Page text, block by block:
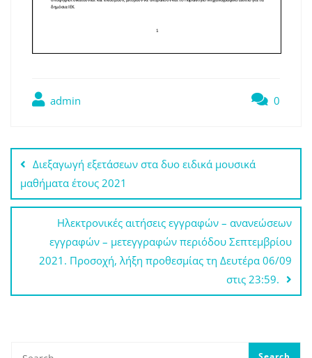
admin 0
Πλοήγηση
άρθρων
Διεξαγωγή εξετάσεων στα δυο ειδικά μουσικά
μαθήματα έτους 2021
Ηλεκτρονικές αιτήσεις εγγραφών – ανανεώσεων
εγγραφών – μετεγγραφών περιόδου Σεπτεμβρίου
2021. Προσοχή, λήξη προθεσμίας τη Δευτέρα 06/09
στις 23:59.